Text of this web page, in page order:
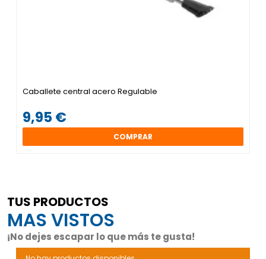
Caballete central acero Regulable
9,95 €
COMPRAR
TUS PRODUCTOS
MAS VISTOS
¡No dejes escapar lo que más te gusta!